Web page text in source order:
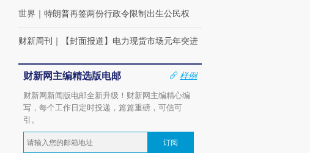
世界 ｜ 特朗普再签两份行政令限制出生公民权
财新周刊 ｜ 【封面报道】电力现货市场元年突进
财新网主编精选版电邮
样例
财新网新闻版电邮全新升级！财新网主编精心编
写，每个工作日定时投递，篇篇重磅，可信可
引。
订阅